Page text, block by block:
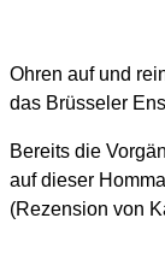
Ohren auf und
das Brüsseler
Bereits die
auf dieser
(Rezension von